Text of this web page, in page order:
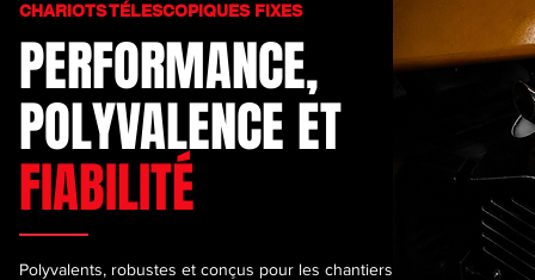
CHARIOTS TÉLESCOPIQUES FIXES
PERFORMANCE,
POLYVALENCE ET
FIABILITÉ
Polyvalents, robustes et conçus pour les chantiers